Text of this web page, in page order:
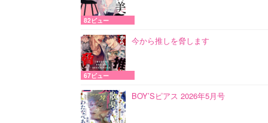
82ビュー
今から推しを脅します
67ビュー
BOY’Sピアス 2026年5月号